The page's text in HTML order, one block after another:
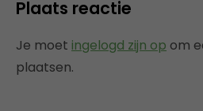
Plaats reactie
Je moet ingelogd zijn op om
plaatsen.